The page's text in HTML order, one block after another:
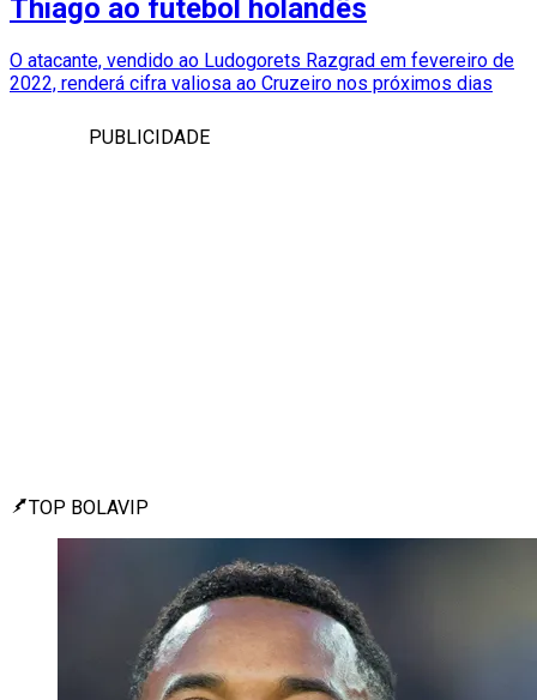
Thiago ao futebol holandês
O atacante, vendido ao Ludogorets Razgrad em fevereiro de
2022, renderá cifra valiosa ao Cruzeiro nos próximos dias
PUBLICIDADE
TOP BOLAVIP